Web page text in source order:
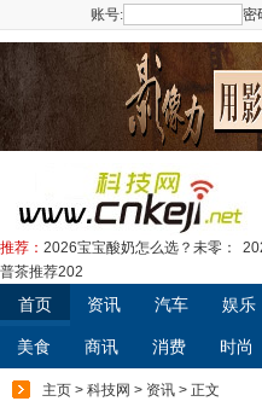
账号: 密
推荐： 2026宝宝酸奶怎么选？未零：
普茶推荐202
首页 资讯 汽车 娱乐
美食 商讯 消费 时尚
主页 > 科技网 > 资讯 > 正文